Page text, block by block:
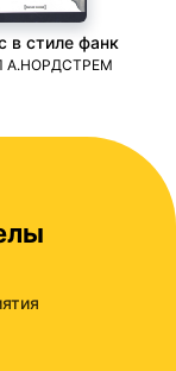
в стиле фанк
А.НОРДСТРЕМ